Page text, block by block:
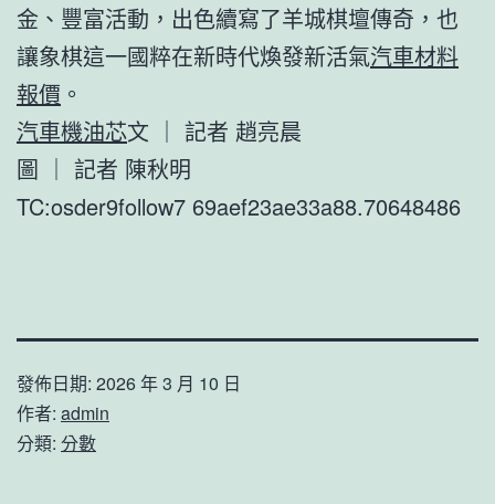
金、豐富活動，出色續寫了羊城棋壇傳奇，也
讓象棋這一國粹在新時代煥發新活氣汽車材料
報價 。
汽車機油芯文 ｜ 記者 趙亮晨
圖 ｜ 記者 陳秋明
TC:osder9follow7 69aef23ae33a88.70648486
發佈日期: 2026 年 3 月 10 日
作者: admin
分類: 分數